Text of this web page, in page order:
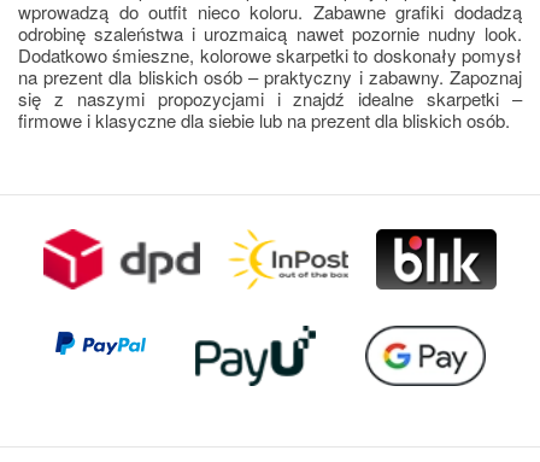
wprowadzą do outfit nieco koloru. Zabawne grafiki dodadzą
odrobinę szaleństwa i urozmaicą nawet pozornie nudny look.
Dodatkowo śmieszne, kolorowe skarpetki to doskonały pomysł
na prezent dla bliskich osób – praktyczny i zabawny. Zapoznaj
się z naszymi propozycjami i znajdź idealne skarpetki –
firmowe i klasyczne dla siebie lub na prezent dla bliskich osób.